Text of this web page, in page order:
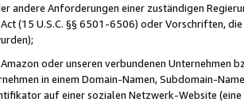
andere Anforderungen einer zuständigen
(15 U.S.C. §§ 6501-6506) oder Vorschriften,
oder unseren verbundenen Unternehmen
in einem Domain-Namen, Subdomain-
auf einer sozialen Netzwerk-Website